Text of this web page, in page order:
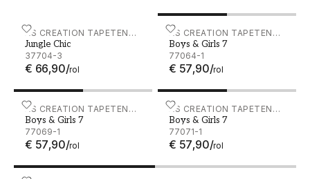
AS CREATION TAPETEN
AG
Jungle Chic
37704-3
€ 66,90/rol
Jungle Chic - 37704-3
AS CREATION TAPETEN
AG
Boys & Girls 7
77064-1
€ 57,90/rol
Boys & Girls 7 - 77064-1
AS CREATION TAPETEN
AG
Boys & Girls 7
77069-1
€ 57,90/rol
Boys & Girls 7 - 77069-1
AS CREATION TAPETEN
AG
Boys & Girls 7
77071-1
€ 57,90/rol
Boys & Girls 7 - 77071-1